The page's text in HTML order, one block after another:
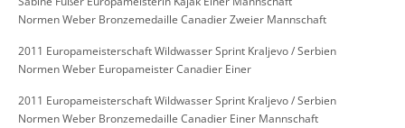
Normen Weber Bronzemedaille Canadier Zweier Mannschaft
2011 Europameisterschaft Wildwasser Sprint Kraljevo / Serbien
Normen Weber Europameister Canadier Einer
2011 Europameisterschaft Wildwasser Sprint Kraljevo / Serbien
Normen Weber Bronzemedaille Canadier Einer Mannschaft